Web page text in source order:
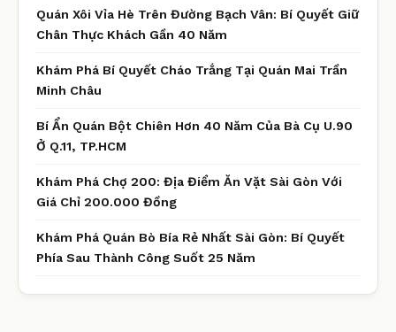
Quán Xôi Vỉa Hè Trên Đường Bạch Vân: Bí Quyết Giữ
Chân Thực Khách Gần 40 Năm
Khám Phá Bí Quyết Cháo Trắng Tại Quán Mai Trần
Minh Châu
Bí Ẩn Quán Bột Chiên Hơn 40 Năm Của Bà Cụ U.90
Ở Q.11, TP.HCM
Khám Phá Chợ 200: Địa Điểm Ăn Vặt Sài Gòn Với
Giá Chỉ 200.000 Đồng
Khám Phá Quán Bò Bía Rẻ Nhất Sài Gòn: Bí Quyết
Phía Sau Thành Công Suốt 25 Năm